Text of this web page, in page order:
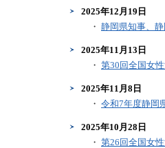
2025年12月19日
・ 静岡県知事、
2025年11月13日
・ 第30回全国女
2025年11月8日
・ 令和7年度静岡
2025年10月28日
・ 第26回全国女